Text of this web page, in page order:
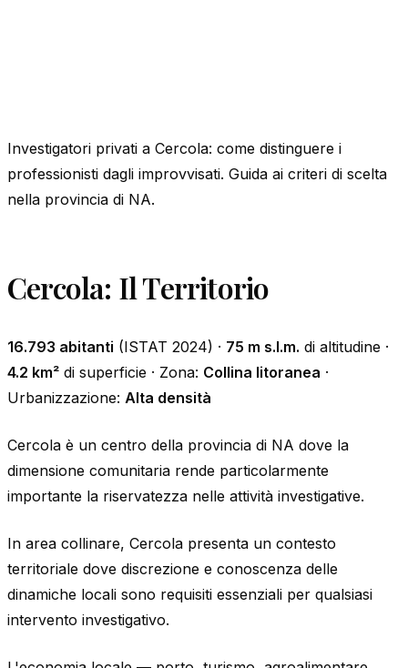
Investigatori privati a Cercola: come distinguere i
professionisti dagli improvvisati. Guida ai criteri di scelta
nella provincia di NA.
Cercola: Il Territorio
16.793 abitanti (ISTAT 2024) · 75 m s.l.m. di altitudine ·
4.2 km² di superficie · Zona: Collina litoranea ·
Urbanizzazione: Alta densità
Cercola è un centro della provincia di NA dove la
dimensione comunitaria rende particolarmente
importante la riservatezza nelle attività investigative.
In area collinare, Cercola presenta un contesto
territoriale dove discrezione e conoscenza delle
dinamiche locali sono requisiti essenziali per qualsiasi
intervento investigativo.